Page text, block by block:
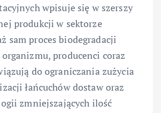
wpisuje się w szerszy
produkcji w sektorze
sam proces biodegradacji
producenci coraz
do ograniczania zużycia
łańcuchów dostaw oraz
zmniejszających ilość